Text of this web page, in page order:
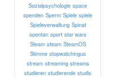
Sozialpsychologie space
spenden Sperm Spiele spiele
Spieleverwaltung Spinat
spontan sport star wars
Steam steam SteamOS
Stimme stopwatchingus
stream streaming streams
studieren studierende studis